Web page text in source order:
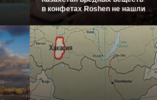
в конфетах Roshen не нашли